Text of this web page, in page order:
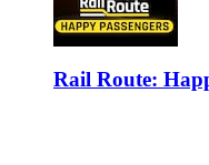
Rail Route: